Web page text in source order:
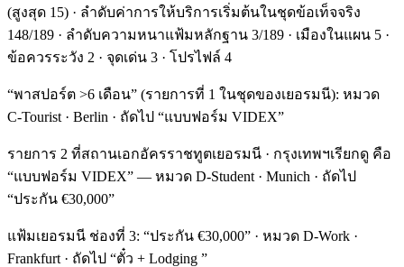
(สูงสุด 15) · ลำดับค่าการให้บริการเริ่มต้นในชุดข้อเท็จจริง
148/189 · ลำดับความหนาแฟ้มหลักฐาน 3/189 · เมืองในแผน 5 ·
ข้อควรระวัง 2 · จุดเด่น 3 · โปรไฟล์ 4
“พาสปอร์ต >6 เดือน” (รายการที่ 1 ในชุดของเยอรมนี): หมวด
C-Tourist · Berlin · ถัดไป “แบบฟอร์ม VIDEX”
รายการ 2 ที่สถานเอกอัครราชทูตเยอรมนี · กรุงเทพฯเรียกดู คือ
“แบบฟอร์ม VIDEX” — หมวด D-Student · Munich · ถัดไป
“ประกัน €30,000”
แฟ้มเยอรมนี ช่องที่ 3: “ประกัน €30,000” · หมวด D-Work ·
Frankfurt · ถัดไป “ตั๋ว + Lodging ”